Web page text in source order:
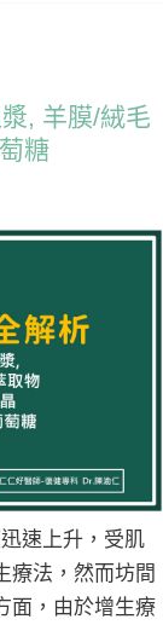
, 羊膜/絨毛
糖
速上升，受肌
療法，然而坊間
面，由於增生療